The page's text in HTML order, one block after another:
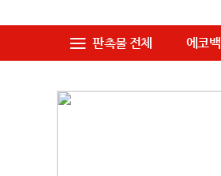
판촉물 전체 에코백